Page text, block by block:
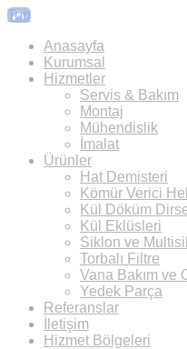
Top
Anasayfa
Kurumsal
Hizmetler
Servis & Bakım
Montaj
Mühendislik
İmalat
Ürünler
Hat Demisteri
Kömür Verici
Kül Döküm
Kül Eklüsleri
Siklon ve
Torbalı Filtre
Vana Bakım ve
Yedek Parça
Referanslar
İletişim
Hizmet Bölgeleri